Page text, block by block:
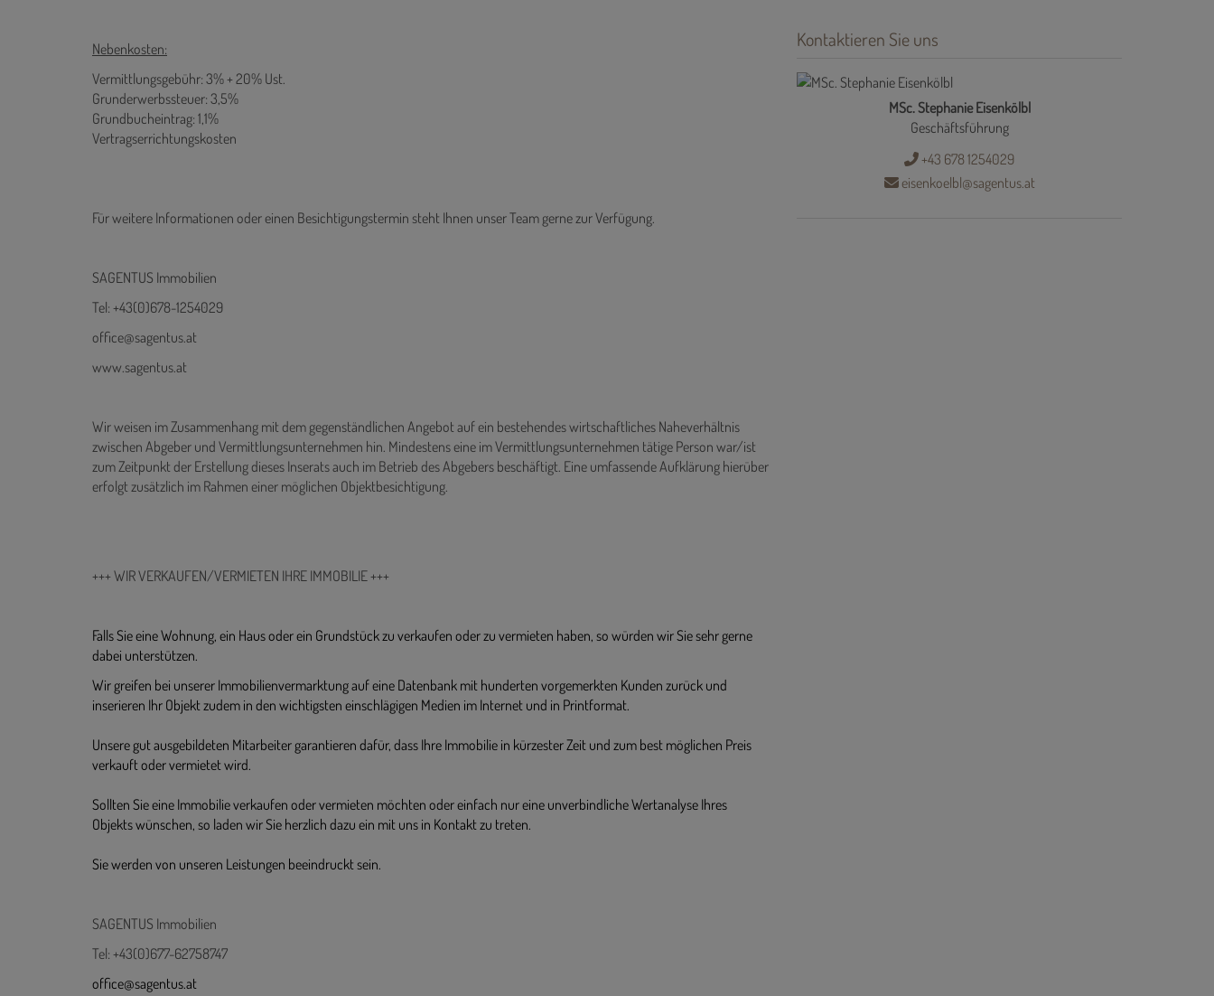
Nebenkosten:
Vermittlungsgebühr: 3% + 20% Ust.
Grunderwerbssteuer: 3,5%
Grundbucheintrag: 1,1%
Vertragserrichtungskosten
Für weitere Informationen oder einen Besichtigungstermin steht Ihnen unser Team gerne zur Verfügung.
SAGENTUS Immobilien
Tel: +43(0)678-1254029
office@sagentus.at
www.sagentus.at
Wir weisen im Zusammenhang mit dem gegenständlichen Angebot auf ein bestehendes wirtschaftliches Naheverhältnis
zwischen Abgeber und Vermittlungsunternehmen hin. Mindestens eine im Vermittlungsunternehmen tätige Person war/ist
zum Zeitpunkt der Erstellung dieses Inserats auch im Betrieb des Abgebers beschäftigt. Eine umfassende Aufklärung hierüber
erfolgt zusätzlich im Rahmen einer möglichen Objektbesichtigung.
+++ WIR VERKAUFEN/VERMIETEN IHRE IMMOBILIE +++
Falls Sie eine Wohnung, ein Haus oder ein Grundstück zu verkaufen oder zu vermieten haben, so würden wir Sie sehr gerne
dabei unterstützen.
Wir greifen bei unserer Immobilienvermarktung auf eine Datenbank mit hunderten vorgemerkten Kunden zurück und
inserieren Ihr Objekt zudem in den wichtigsten einschlägigen Medien im Internet und in Printformat.
Unsere gut ausgebildeten Mitarbeiter garantieren dafür, dass Ihre Immobilie in kürzester Zeit und zum best möglichen Preis
verkauft oder vermietet wird.
Sollten Sie eine Immobilie verkaufen oder vermieten möchten oder einfach nur eine unverbindliche Wertanalyse Ihres
Objekts wünschen, so laden wir Sie herzlich dazu ein mit uns in Kontakt zu treten.
Sie werden von unseren Leistungen beeindruckt sein.
SAGENTUS Immobilien
Tel: +43(0)677-62758747
office@sagentus.at
Kontaktieren Sie uns
MSc. Stephanie Eisenkölbl
Geschäftsführung
+43 678 1254029
eisenkoelbl@sagentus.at